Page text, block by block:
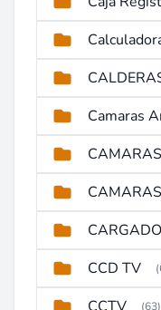
Camaras
CCD TV
(63)